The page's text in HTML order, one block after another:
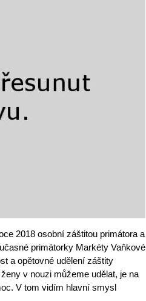
2018 osobní záštitou primátora a
primátorky Markéty Vaňkové
a opětovné udělení záštity
v nouzi můžeme udělat, je na
V tom vidím hlavní smysl